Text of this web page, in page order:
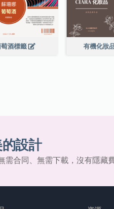
酒標籤 有機化妝
設計
需合同、無需下載，沒有隱藏費